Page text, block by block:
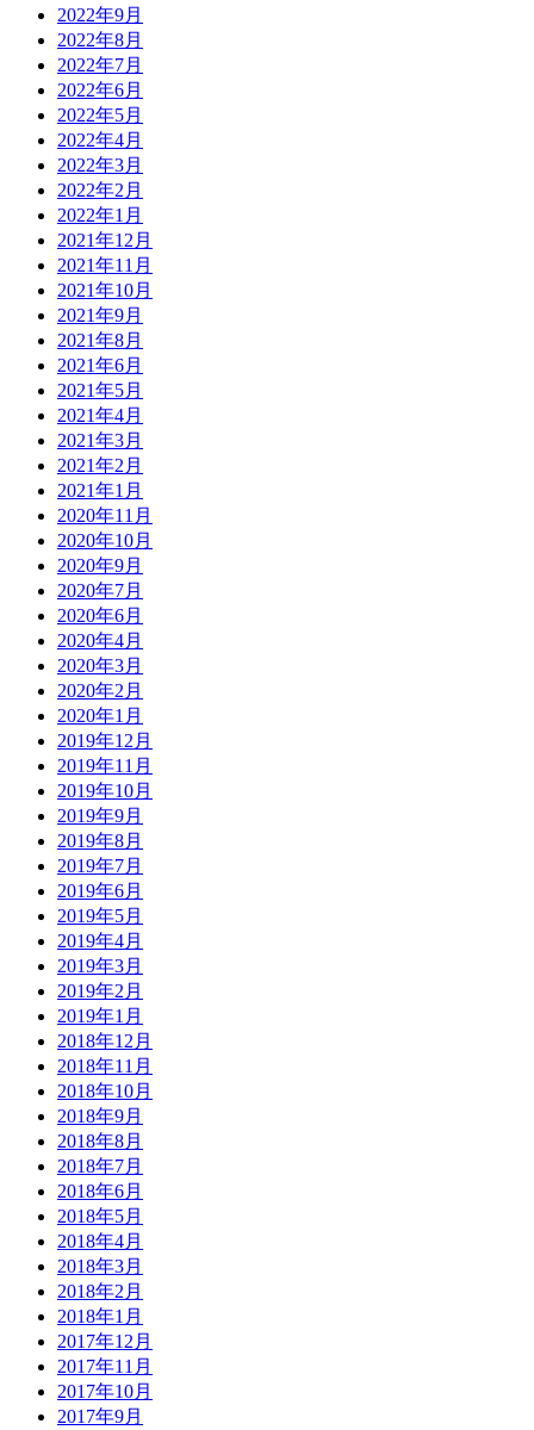
2022年9月
2022年8月
2022年7月
2022年6月
2022年5月
2022年4月
2022年3月
2022年2月
2022年1月
2021年12月
2021年11月
2021年10月
2021年9月
2021年8月
2021年6月
2021年5月
2021年4月
2021年3月
2021年2月
2021年1月
2020年11月
2020年10月
2020年9月
2020年7月
2020年6月
2020年4月
2020年3月
2020年2月
2020年1月
2019年12月
2019年11月
2019年10月
2019年9月
2019年8月
2019年7月
2019年6月
2019年5月
2019年4月
2019年3月
2019年2月
2019年1月
2018年12月
2018年11月
2018年10月
2018年9月
2018年8月
2018年7月
2018年6月
2018年5月
2018年4月
2018年3月
2018年2月
2018年1月
2017年12月
2017年11月
2017年10月
2017年9月